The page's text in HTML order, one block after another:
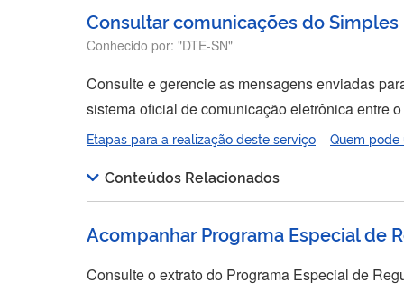
Consultar comunicações do Simples
Conhecido por: "DTE-SN"
Consulte e gerencie as mensagens enviadas
sistema oficial de comunicação eletrônica entre
Nacionalimplica a aceitação do DTE-SN, por
Etapas para a realização deste serviço Quem pode
Conteúdos Relacionados
Acompanhar Programa Especial de
Consulte o extrato do Programa Especial de